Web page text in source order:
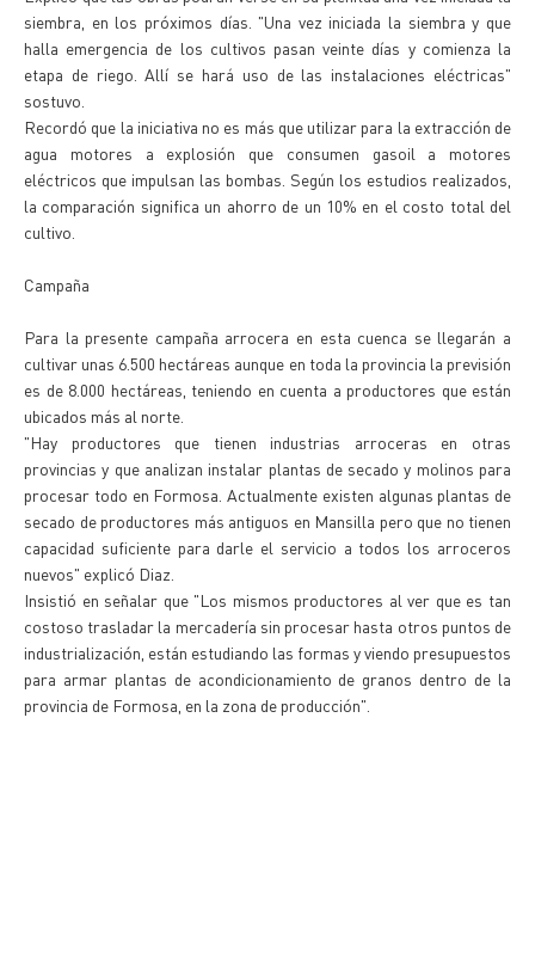
siembra, en los próximos días. "Una vez iniciada la siembra y que
halla emergencia de los cultivos pasan veinte días y comienza la
etapa de riego. Allí se hará uso de las instalaciones eléctricas"
sostuvo.
Recordó que la iniciativa no es más que utilizar para la extracción de
agua motores a explosión que consumen gasoil a motores
eléctricos que impulsan las bombas. Según los estudios realizados,
la comparación significa un ahorro de un 10% en el costo total del
cultivo.
Campaña
Para la presente campaña arrocera en esta cuenca se llegarán a
cultivar unas 6.500 hectáreas aunque en toda la provincia la previsión
es de 8.000 hectáreas, teniendo en cuenta a productores que están
ubicados más al norte.
"Hay productores que tienen industrias arroceras en otras
provincias y que analizan instalar plantas de secado y molinos para
procesar todo en Formosa. Actualmente existen algunas plantas de
secado de productores más antiguos en Mansilla pero que no tienen
capacidad suficiente para darle el servicio a todos los arroceros
nuevos" explicó Diaz.
Insistió en señalar que "Los mismos productores al ver que es tan
costoso trasladar la mercadería sin procesar hasta otros puntos de
industrialización, están estudiando las formas y viendo presupuestos
para armar plantas de acondicionamiento de granos dentro de la
provincia de Formosa, en la zona de producción".